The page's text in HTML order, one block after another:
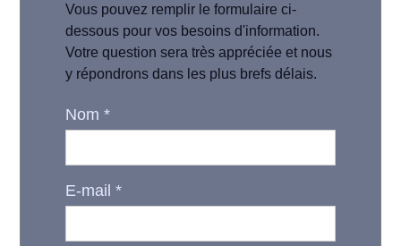
Vous pouvez remplir le formulaire ci-
dessous pour vos besoins d'information.
Votre question sera très appréciée et nous
y répondrons dans les plus brefs délais.
Nom*
E-mail*